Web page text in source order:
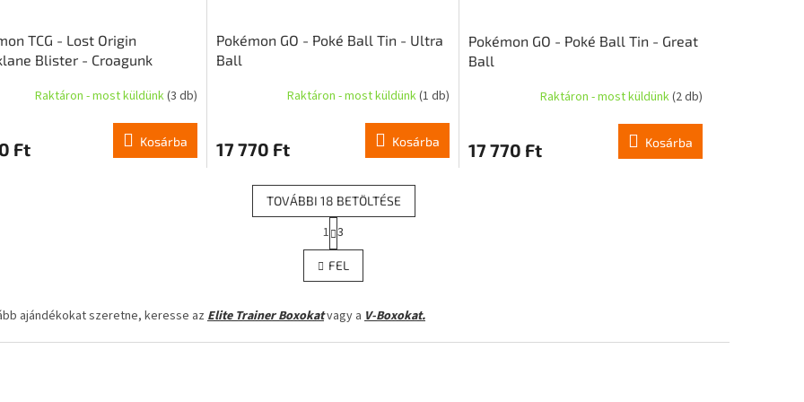
TCG - Lost Origin
Blister - Croagunk
Raktáron - most küldünk(3 db)
Ft Kosárba
Pokémon GO - Poké Ball Tin - Ultra
Ball
Raktáron - most küldünk(1 db)
17 770 Ft Kosárba
Pokémon GO - Poké Ball Tin - Great
Ball
Raktáron - most küldünk(2 db)
17 770 Ft Kosárba
L
i
s
i
r
TOVÁBBI 18 BETÖLTÉSE
L
a
p
o
z
s
1 3
FEL
ajándékokat szeretne, keresse az Elite Trainer Boxokatvagy a V-Boxokat.